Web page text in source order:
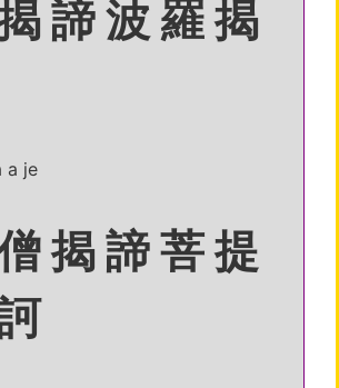
諦 波 羅 揭
a je
揭 諦 菩 提